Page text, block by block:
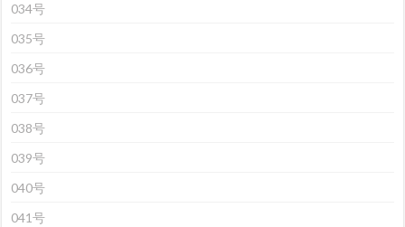
034号
035号
036号
037号
038号
039号
040号
041号